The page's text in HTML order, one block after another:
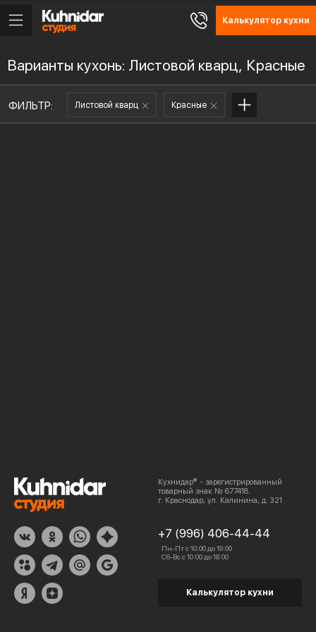
Калькулятор кухни
Варианты кухонь: Листовой кварц, Красные
ФИЛЬТР: Листовой кварц Красные
Кухнидар® - зарегистрированный
товарный знак № 677418.
г. Краснодар, ул. Калинина, д. 321
+7 (996) 406-44-44
Пн-Пт с 10:00 до 19:00
Сб-Вс с 10:00 до 18:00
Калькулятор кухни